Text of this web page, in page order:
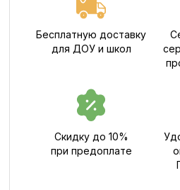
Бесплатную доставку
для ДОУ и школ
Скидку до 10%
при предоплате